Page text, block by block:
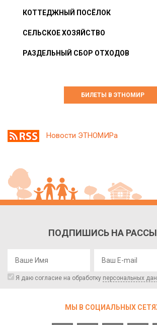
КОТТЕДЖНЫЙ ПОСЁЛОК
СЕЛЬСКОЕ ХОЗЯЙСТВО
РАЗДЕЛЬНЫЙ СБОР ОТХОДОВ
БИЛЕТЫ В ЭТНОМИР
Новости ЭТНОМИРа
ПОДПИШИСЬ НА
Я даю согласие на обработку персональных
МЫ В СОЦИАЛЬНЫХ